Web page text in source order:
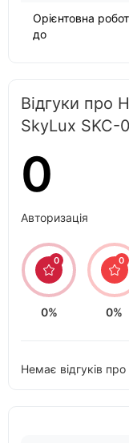
Орієнтовна
до
Відгуки про
SkyLux SKC-
0
Авторизація
0
0%
0
0%
Немає відгуків